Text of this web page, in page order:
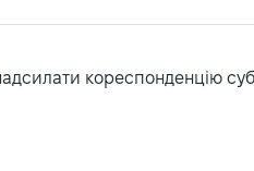
кореспонденцію